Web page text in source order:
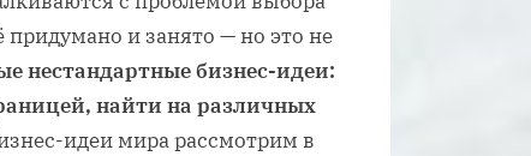
и занято — но это не
нестандартные бизнес-идеи:
найти на различных
идеи мира рассмотрим в